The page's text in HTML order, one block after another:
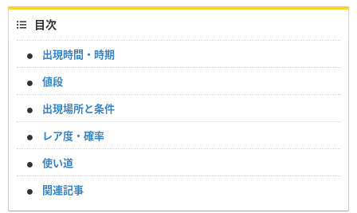
目次
出現時間・時期
値段
出現場所と条件
レア度・確率
使い道
関連記事